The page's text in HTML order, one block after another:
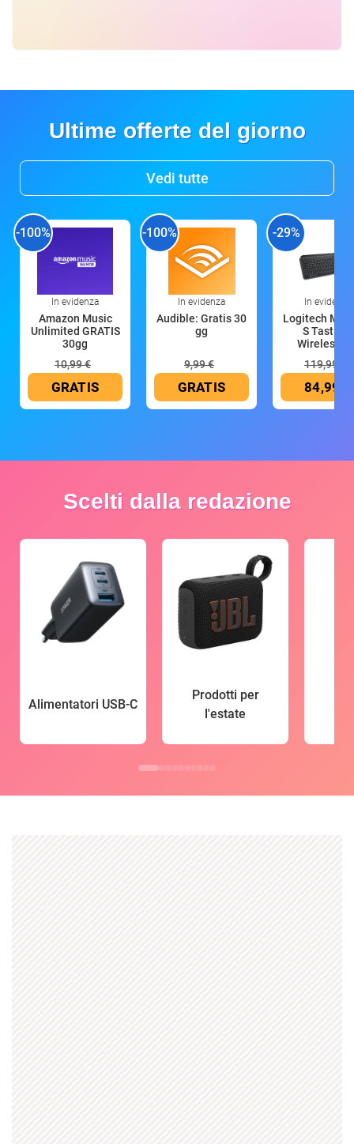
Ultime offerte del giorno
Vedi tutte
-100%
In evidenza
Amazon Music
Unlimited GRATIS
30gg
10,99 €
GRATIS
-100%
In evidenza
Audible: Gratis 30
gg
9,99 €
GRATIS
-29%
In evidenza
Logitech MX
S Tastiera
Wireless
119,99 €
84,99 €
Scelti dalla redazione
Alimentatori USB-C
Prodotti per
l'estate